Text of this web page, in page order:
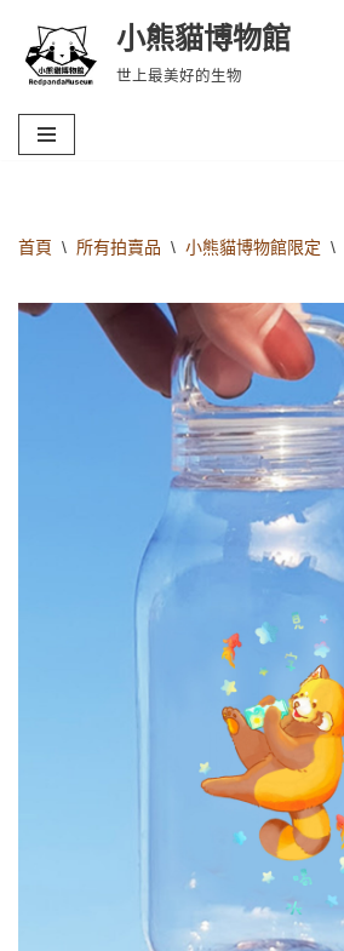
Skip
content
小熊貓博物館
世上最美好的生物
首頁 \ 所有拍賣品 \ 小熊貓博物館限定 \